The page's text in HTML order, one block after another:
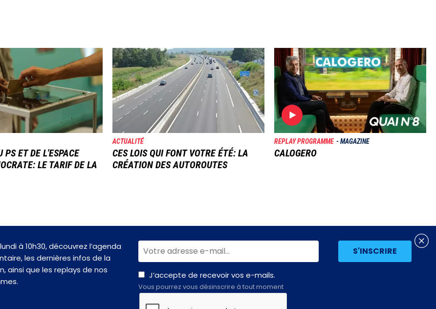
PS ET DE L'ESPACE
LE TARIF DE LA
Image
ACTUALITÉ
CES LOIS QUI FONT VOTRE ÉTÉ: LA
CRÉATION DES AUTOROUTES
Image
REPLAY PROGRAMME MAGAZINE
CALOGERO
à 10h30, découvrez l’agenda
les dernières infos de la
ainsi que les replays de nos
J’accepte de recevoir vos e-mails.
Vous pourrez vous désinscrire à tout moment